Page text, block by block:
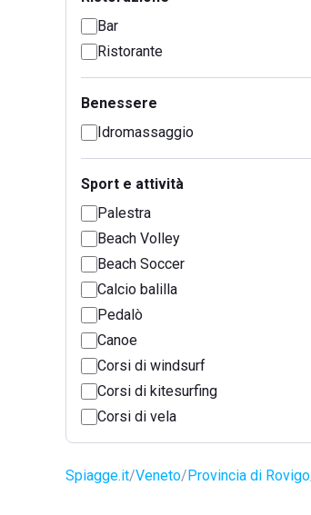
Bar
Ristorante
Benessere
Idromassaggio
Sport e attività
Palestra
Beach Volley
Beach Soccer
Calcio balilla
Pedalò
Canoe
Corsi di windsurf
Corsi di kitesurfing
Corsi di vela
Spiagge.it Veneto Provincia di Rovigo